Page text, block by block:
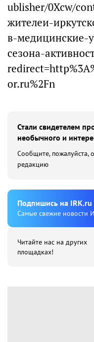
ublisher/0Xcw/
жителеи-
в-медицинские-
сезона-
or.ru%2Fn
Стали свидетелем
необычного и
Сообщите, пожалуйста,
редакцию
Подпишиcь на IRK.ru
Cамые свежие новости
Читайте нас на других
площадках!